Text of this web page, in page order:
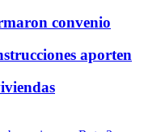
convenio
aporten